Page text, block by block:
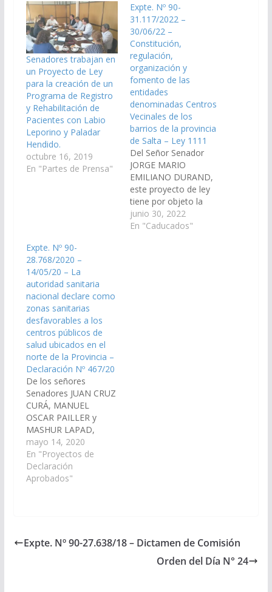
Senadores trabajan en
un Proyecto de Ley
para la creación de un
Programa de Registro
y Rehabilitación de
Pacientes con Labio
Leporino y Paladar
Hendido.
octubre 16, 2019
En "Partes de Prensa"
Expte. Nº 90-
31.117/2022 –
30/06/22 –
Constitución,
regulación,
organización y
fomento de las
entidades
denominadas Centros
Vecinales de los
barrios de la provincia
de Salta – Ley 1111
Del Señor Senador
JORGE MARIO
EMILIANO DURAND,
este proyecto de ley
tiene por objeto la
constitución,
regulación,
junio 30, 2022
En "Caducados"
Expte. Nº 90-
28.768/2020 –
14/05/20 – La
autoridad sanitaria
nacional declare como
zonas sanitarias
desfavorables a los
centros públicos de
salud ubicados en el
norte de la Provincia –
Declaración Nº 467/20
De los señores
Senadores JUAN CRUZ
CURÁ, MANUEL
OSCAR PAILLER y
MASHUR LAPAD,
viendo con agrado que
el Poder Ejecutivo
Provincial, a través del
Ministerio de Salud
las gestiones
necesarias para
mayo 14, 2020
En "Proyectos de
Declaración
Aprobados"
Expte. Nº 90-27.638/18 – Dictamen de Comisión
Orden del Día N° 24